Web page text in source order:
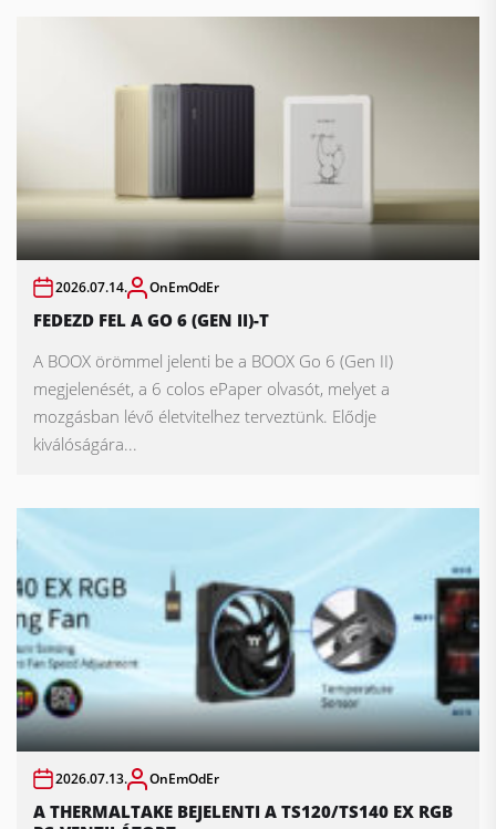
2026.07.14. OnEmOdEr
FEDEZD FEL A GO 6 (GEN II)-T
A BOOX örömmel jelenti be a BOOX Go 6 (Gen II)
megjelenését, a 6 colos ePaper olvasót, melyet a
mozgásban lévő életvitelhez terveztünk. Elődje
kiválóságára...
2026.07.13. OnEmOdEr
A THERMALTAKE BEJELENTI A TS120/TS140 EX RGB